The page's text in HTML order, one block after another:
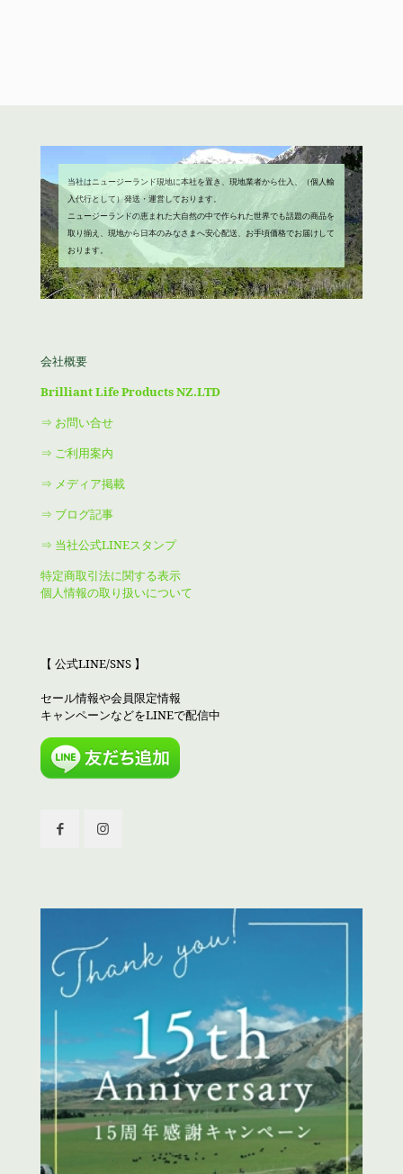
当社はニュージーランド現地に本社を置き、現地業者から仕入、（個人輸
入代行として）発送・運営しております。
ニュージーランドの恵まれた大自然の中で作られた世界でも話題の商品を
取り揃え、現地から日本のみなさまへ安心配送、お手頃価格でお届けして
おります。
会社概要
Brilliant Life Products NZ.LTD
⇒ お問い合せ
⇒ ご利用案内
⇒ メディア掲載
⇒ ブログ記事
⇒ 当社公式LINEスタンプ
特定商取引法に関する表示
個人情報の取り扱いについて
【 公式LINE/SNS 】
セール情報や会員限定情報
キャンペーンなどをLINEで配信中